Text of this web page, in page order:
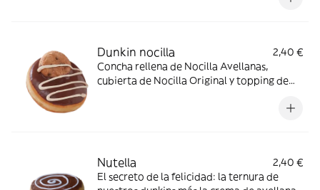
Dunkin nocilla
2,40 €
Concha rellena de Nocilla Avellanas,
cubierta de Nocilla Original y topping de
Nutella
2,40 €
El secreto de la felicidad: la ternura de